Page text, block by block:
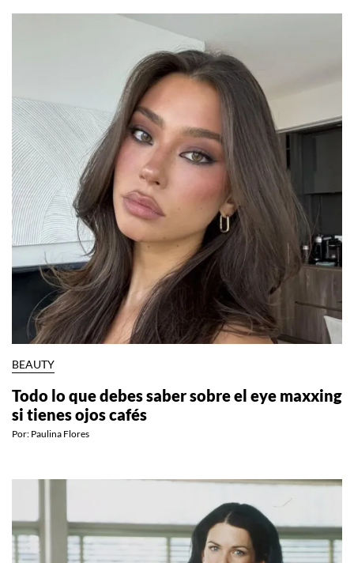
BEAUTY
Todo lo que debes saber sobre el eye maxxing
si tienes ojos cafés
Por: Paulina Flores